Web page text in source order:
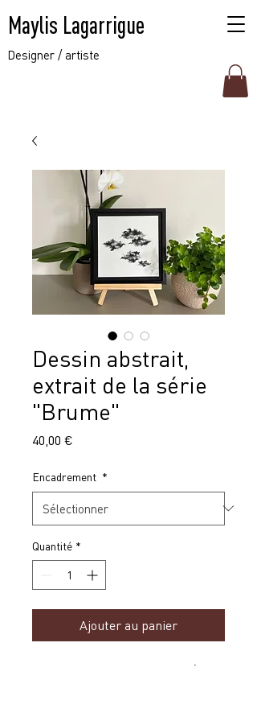
Maylis Lagarrigue
Designer / artiste
Dessin abstrait,
extrait de la série
"Brume"
40,00 €
Encadrement *
Quantité *
Ajouter au panier
Dessin abstrait, extrait de la Série